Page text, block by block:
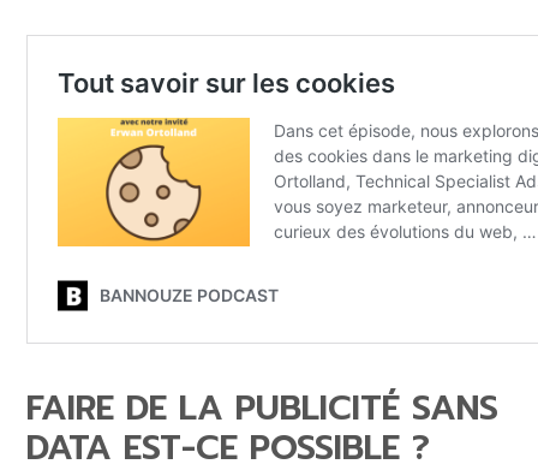
FAIRE DE LA PUBLICITÉ SANS
DATA EST-CE POSSIBLE ?